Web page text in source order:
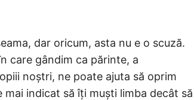
dar oricum, asta nu e o scuză.
care gândim ca părinte, a
noștri, ne poate ajuta să oprim
indicat să îți muști limba decât să